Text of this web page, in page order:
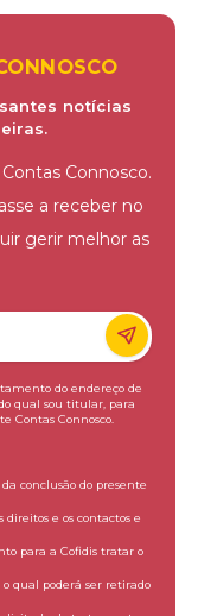
notícias
Connosco.
a receber no
gerir melhor as
do endereço de
qual sou titular, para
Contas Connosco.
conclusão do presente
direitos e os contactos e
para a Cofidis tratar o
qual poderá ser retirado